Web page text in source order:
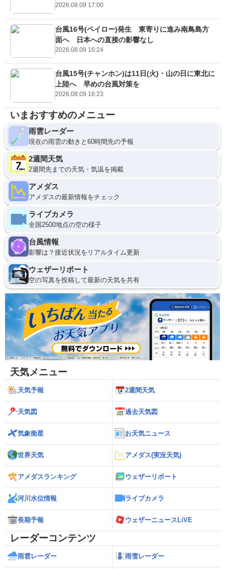
2026.08.09 17:00
台風16号(ペイロー)発生 東寄りに進み南鳥島方
面へ 日本への直接の影響なし
2026.08.09 16:24
台風15号(チャンホン)は11日(火)・山の日に東北に
上陸へ 早めの台風対策を
2026.08.09 16:23
いまおすすめのメニュー
雨雲レーダー
現在の雨雲の動きと60時間先の予報
2週間天気
2週間先までの天気・気温を掲載
アメダス
アメダスの最新情報をチェック
ライブカメラ
全国2500地点の空の様子
台風情報
影響は？接近状況をリアルタイム更新
ウェザーリポート
空の写真を投稿して最新の天気を共有
天気メニュー
天気予報 2週間天気
天気図 過去天気図
気象衛星 お天気ニュース
世界天気 アメダス(実況天気)
アメダスランキング ウェザーリポート
河川水位情報 ライブカメラ
長期予報 ウェザーニュースLiVE
レーダーコンテンツ
雨雲レーダー 雨雪レーダー